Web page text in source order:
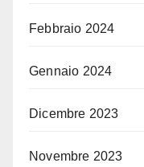
Febbraio 2024
Gennaio 2024
Dicembre 2023
Novembre 2023